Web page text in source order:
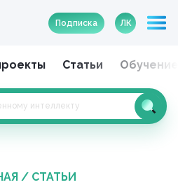
Подписка ЛК
Статьи Обучение
/ СТАТЬИ